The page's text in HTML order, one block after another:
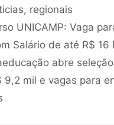
, regionais
UNICAMP: Vaga
Salário de até R$ 16
abre
9,2 mil e vagas para